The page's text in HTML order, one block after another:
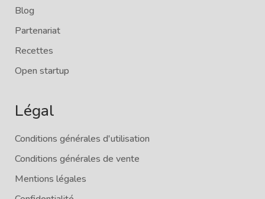
Blog
Partenariat
Recettes
Open startup
Légal
Conditions générales d'utilisation
Conditions générales de vente
Mentions légales